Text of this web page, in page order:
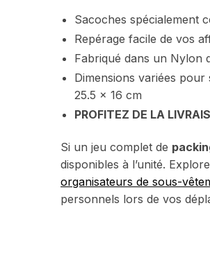
Sacoches spécialement
Repérage facile de vos
Fabriqué dans un Nylon
Dimensions variées
25.5 x 16 cm
PROFITEZ DE LA
Si un jeu complet de
disponibles à l’unité.
organisateurs de sous-
personnels lors de vos